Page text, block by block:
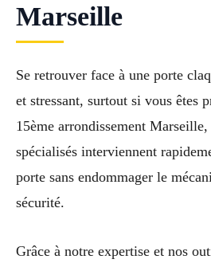
Marseille
Se retrouver face à une porte
et stressant, surtout si vous êtes
15ème arrondissement
spécialisés interviennent
porte sans endommager le
sécurité.
Grâce à notre expertise et nos